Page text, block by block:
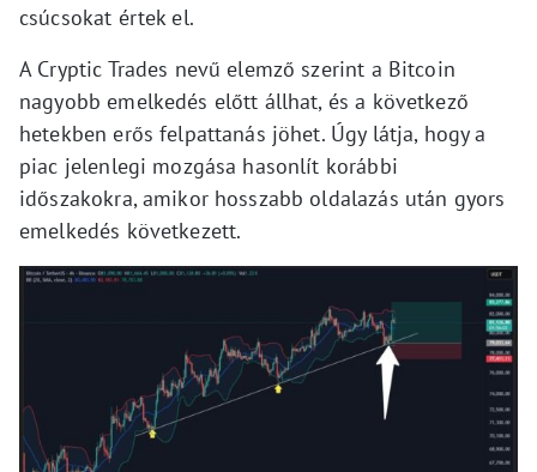
csúcsokat értek el.
A Cryptic Trades nevű elemző szerint a Bitcoin
nagyobb emelkedés előtt állhat, és a következő
hetekben erős felpattanás jöhet. Úgy látja, hogy a
piac jelenlegi mozgása hasonlít korábbi
időszakokra, amikor hosszabb oldalazás után gyors
emelkedés következett.